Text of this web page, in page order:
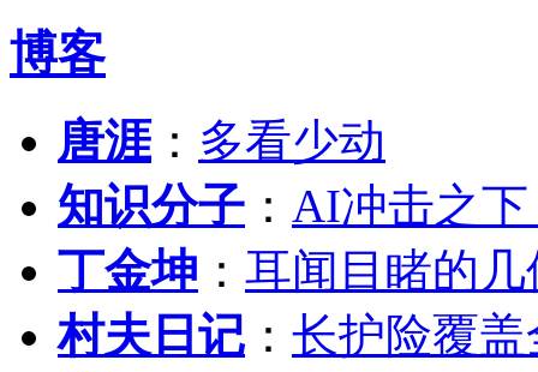
博客
唐涯： 多看少动
知识分子 ： AI冲击之
丁金坤 ： 耳闻目睹的
村夫日记 ： 长护险覆